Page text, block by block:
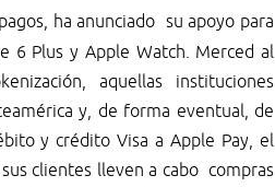
ha anunciado su apoyo para
6 Plus y Apple Watch. Merced al
aquellas instituciones
y, de forma eventual, de
y crédito Visa a Apple Pay, el
clientes lleven a cabo compras